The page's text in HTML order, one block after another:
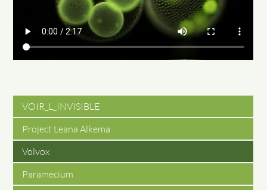
VOIR_L_INVISIBLE
Project Leana Alkema
Volvox
Paramecium